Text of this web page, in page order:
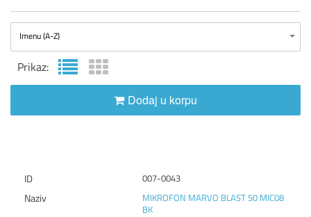
Imenu (A-Z)
Prikaz:
Dodaj u korpu
007-0043
MIKROFON MARVO BLAST 50 MIC08
BK